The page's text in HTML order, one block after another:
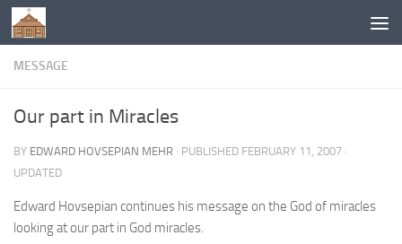
Below content
MESSAGE
Our part in Miracles
BY EDWARD HOVSEPIAN MEHR · PUBLISHED FEBRUARY 11, 2007 ·
UPDATED
Edward Hovsepian continues his message on the God of miracles
looking at our part in God miracles.